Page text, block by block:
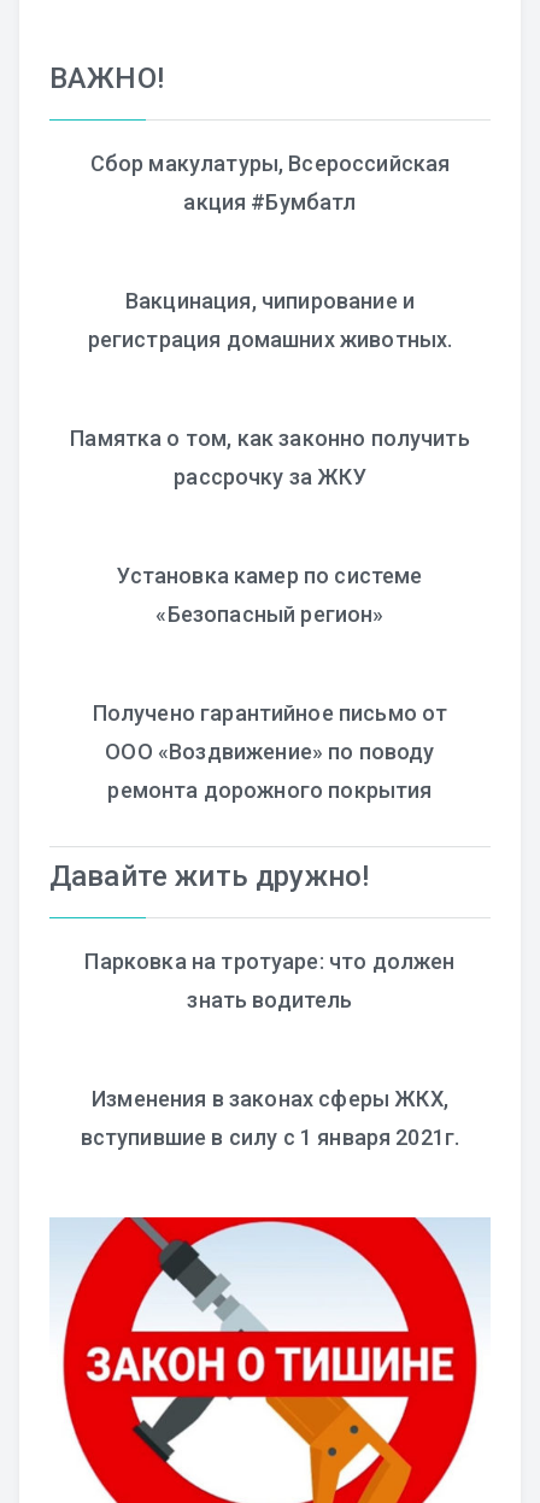
ВАЖНО!
Сбор макулатуры, Всероссийская
акция #Бумбатл
Вакцинация, чипирование и
регистрация домашних животных.
Памятка о том, как законно получить
рассрочку за ЖКУ
Установка камер по системе
«Безопасный регион»
Получено гарантийное письмо от
ООО «Воздвижение» по поводу
ремонта дорожного покрытия
Давайте жить дружно!
Парковка на тротуаре: что должен
знать водитель
Изменения в законах сферы ЖКХ,
вступившие в силу с 1 января 2021г.